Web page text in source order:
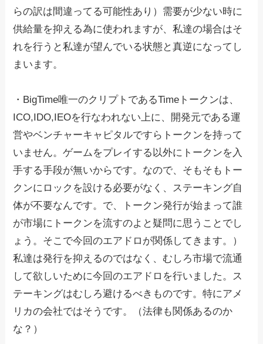
らの訳は間違ってる可能性あり）需要が少ない時に
供給量を抑える為に使われますが、私達の場合はそ
れを行うと私達が望んでいる状態と真逆になってし
まいます。
・BigTime唯一のクリプトであるTimeトークンは、
ICO,IDO,IEOを行なわれない上に、開発元である運
営やベンチャーキャピタルですらトークンを持って
いません。ゲームをプレイする以外にトークンを入
手する手段が無いからです。なので、そもそもトー
クンにロックを設ける必要がなく、ステーキング自
体が不要なんです。で、トークン発行が始まって誰
が市場にトークンを流すのよと疑問に思うことでし
ょう。そこで今回のエアドロが関係してきます。）
私達は発行を抑えるのではなく、むしろ市場で流通
して欲しいために今回のエアドロを行いました。ス
テーキングはむしろ避けるべきものです。特にアメ
リカの会社ではそうです。（法律も関係あるのか
な？）